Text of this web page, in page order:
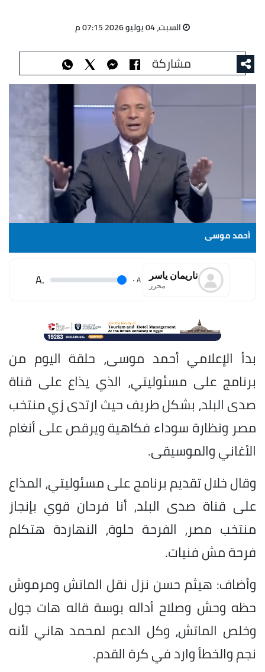
السبت، 04 يوليو 2026 07:15 م
مشاركة
أحمد موسى
ناريمان ياسر
محرر A
.
.A
بدأ الإعلامي أحمد موسى، حلقة اليوم من
برنامج على مسئوليتي، الذي يذاع على قناة
صدى البلد، بشكل طريف حيث ارتدى زي منتخب
مصر ونظارة سوداء فكاهية ويرقص على أنغام
الأغاني والموسيقى.
وقال خلال تقديم برنامج على مسئوليتي، المذاع
على قناة صدى البلد، أنا فرحان قوي بإنجاز
منتخب مصر، الفرحة حلوة، النهاردة هتكلم
فرحة مش فنيات.
وأضاف: هيثم حسن نزل نقل الماتش ومرموش
حظه وحش وصلاح أداله بوسة قاله هات جول
وخلص الماتش، وكل الدعم لمحمد هاني لأنه
نجم والخطأ وارد في كرة القدم.